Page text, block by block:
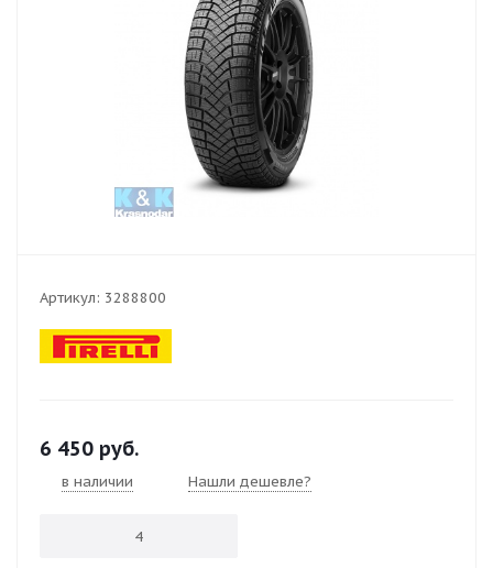
Артикул: 3288800
6 450 руб.
в наличии Нашли дешевле?